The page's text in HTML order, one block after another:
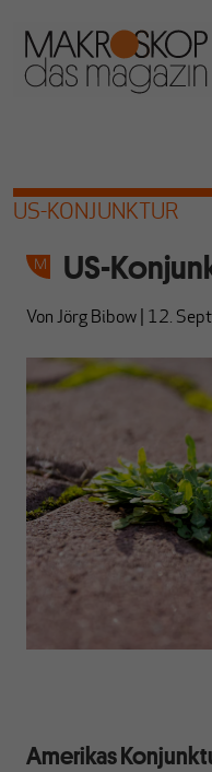
US-KONJUNKTUR
US-
Von Jörg Bibow 12.
Amerikas